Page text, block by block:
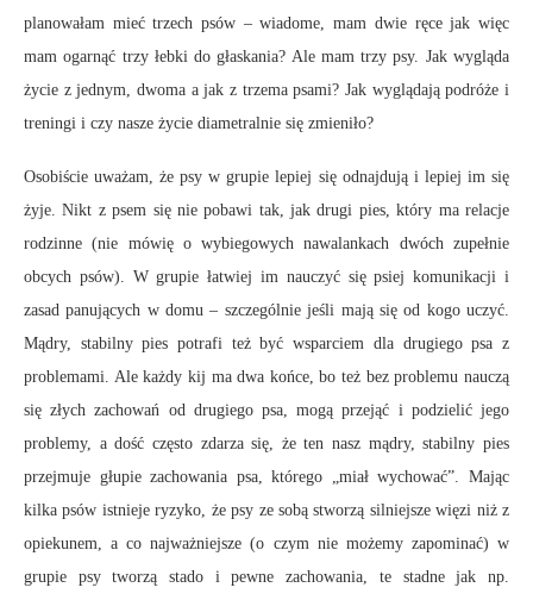
planowałam mieć trzech psów – wiadome, mam dwie ręce jak więc
mam ogarnąć trzy łebki do głaskania? Ale mam trzy psy. Jak wygląda
życie z jednym, dwoma a jak z trzema psami? Jak wyglądają podróże i
treningi i czy nasze życie diametralnie się zmieniło?
Osobiście uważam, że psy w grupie lepiej się odnajdują i lepiej im się
żyje. Nikt z psem się nie pobawi tak, jak drugi pies, który ma relacje
rodzinne (nie mówię o wybiegowych nawalankach dwóch zupełnie
obcych psów). W grupie łatwiej im nauczyć się psiej komunikacji i
zasad panujących w domu – szczególnie jeśli mają się od kogo uczyć.
Mądry, stabilny pies potrafi też być wsparciem dla drugiego psa z
problemami. Ale każdy kij ma dwa końce, bo też bez problemu nauczą
się złych zachowań od drugiego psa, mogą przejąć i podzielić jego
problemy, a dość często zdarza się, że ten nasz mądry, stabilny pies
przejmuje głupie zachowania psa, którego „miał wychować”. Mając
kilka psów istnieje ryzyko, że psy ze sobą stworzą silniejsze więzi niż z
opiekunem, a co najważniejsze (o czym nie możemy zapominać) w
grupie psy tworzą stado i pewne zachowania, te stadne jak np.